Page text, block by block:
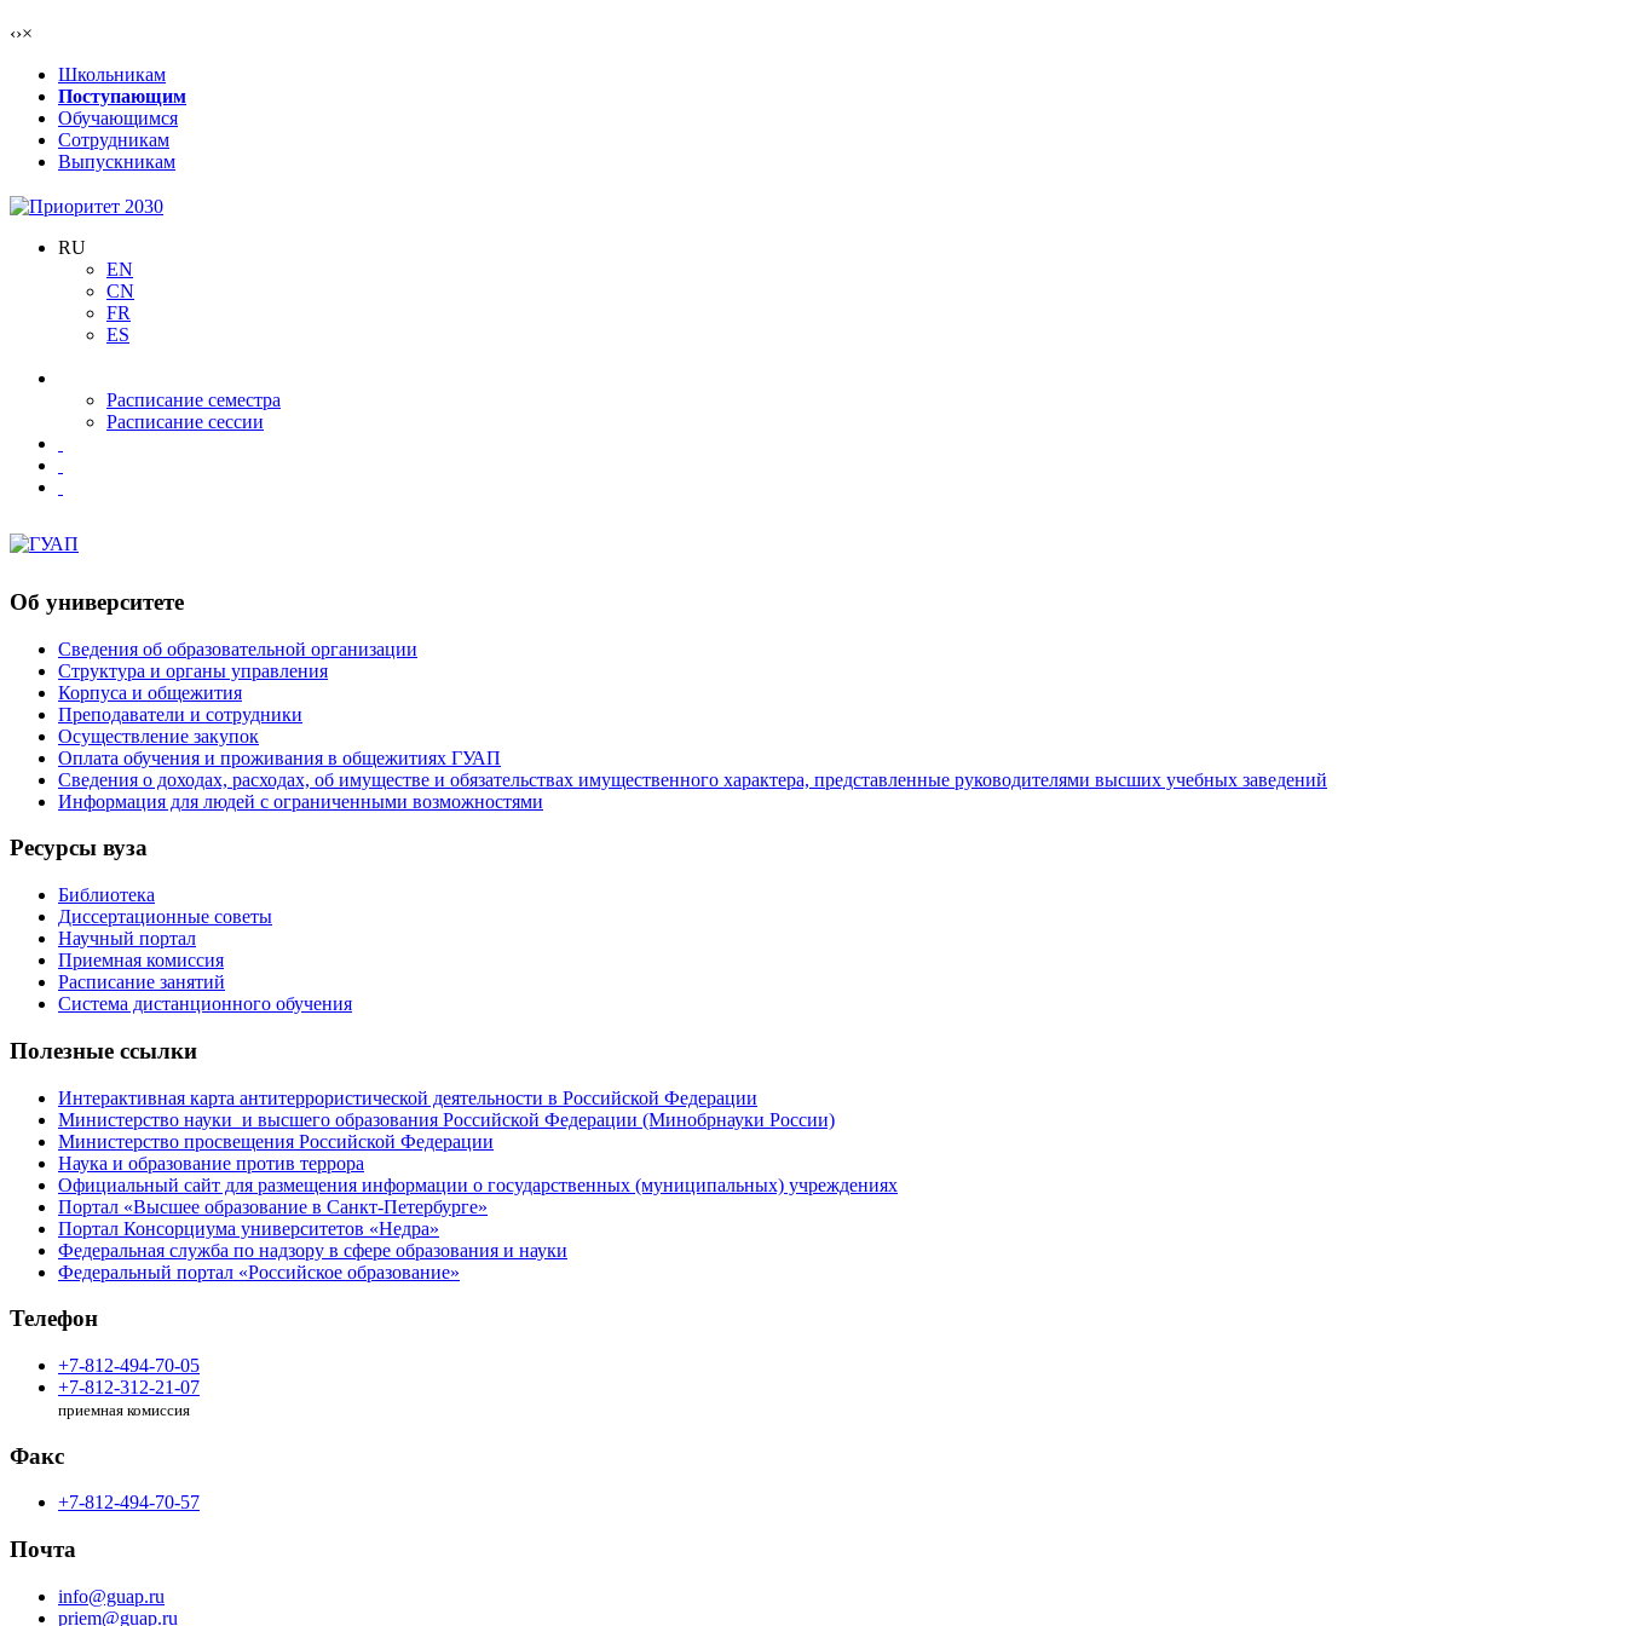
‹›×
Школьникам
Поступающим
Обучающимся
Сотрудникам
Выпускникам
RU
EN
CN
FR
ES
Расписание семестра
Расписание сессии
Об университете
Сведения об образовательной организации
Структура и органы управления
Корпуса и общежития
Преподаватели и сотрудники
Осуществление закупок
Оплата обучения и проживания в общежитиях ГУАП
Сведения о доходах, расходах, об имуществе и обязательствах имущественного характера, представленные руководителями высших учебных заведений
Информация для людей с ограниченными возможностями
Ресурсы вуза
Библиотека
Диссертационные советы
Научный портал
Приемная комиссия
Расписание занятий
Система дистанционного обучения
Полезные ссылки
Интерактивная карта антитеррористической деятельности в Российской Федерации
Министерство науки и высшего образования Российской Федерации (Минобрнауки России)
Министерство просвещения Российской Федерации
Наука и образование против террора
Официальный сайт для размещения информации о государственных (муниципальных) учреждениях
Портал «Высшее образование в Санкт-Петербурге»
Портал Консорциума университетов «Недра»
Федеральная служба по надзору в сфере образования и науки
Федеральный портал «Российское образование»
Телефон
+7-812-494-70-05
+7-812-312-21-07
приемная комиссия
Факс
+7-812-494-70-57
Почта
info@guap.ru
priem@guap.ru